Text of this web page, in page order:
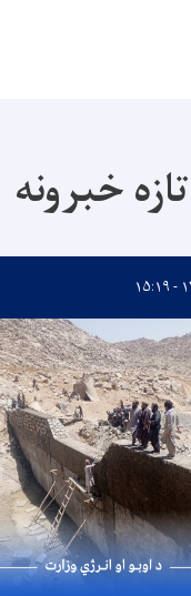
تازه خبرونه